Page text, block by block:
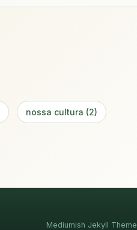
nossa cultura (2)
Mediumish Jekyll Theme